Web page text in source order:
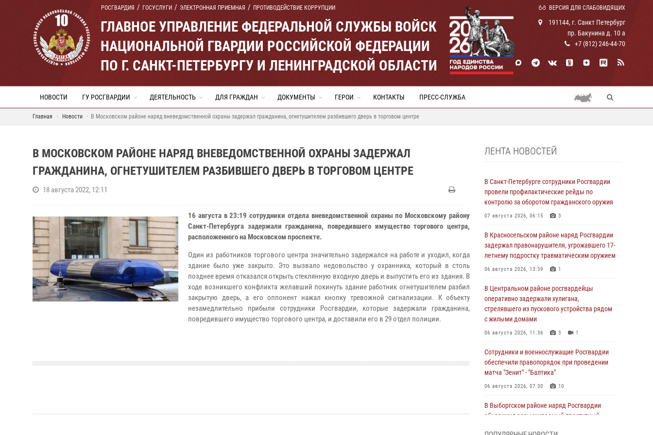
РОСГВАРДИЯ ГОСУСЛУГИ ЭЛЕКТРОННАЯ ПРИЕМНАЯ ПРОТИВОДЕЙСТВИЕ КОРРУПЦИИ ВЕРСИЯ ДЛЯ СЛАБОВИДЯЩИХ
ГЛАВНОЕ УПРАВЛЕНИЕ ФЕДЕРАЛЬНОЙ СЛУЖБЫ ВОЙСК
НАЦИОНАЛЬНОЙ ГВАРДИИ РОССИЙСКОЙ ФЕДЕРАЦИИ
ПО Г. САНКТ-ПЕТЕРБУРГУ И ЛЕНИНГРАДСКОЙ ОБЛАСТИ
191144, г. Санкт Петербург
пр. Бакунина д. 10 а
+7 (812) 246-44-70
НОВОСТИ ГУ РОСГВАРДИИ ДЕЯТЕЛЬНОСТЬ ДЛЯ ГРАЖДАН ДОКУМЕНТЫ ГЕРОИ КОНТАКТЫ ПРЕСС-СЛУЖБА
Главная Новости В Московском районе наряд вневедомственной охраны задержал гражданина, огнетушителем разбившего дверь в торговом центре
В МОСКОВСКОМ РАЙОНЕ НАРЯД ВНЕВЕДОМСТВЕННОЙ ОХРАНЫ ЗАДЕРЖАЛ
ГРАЖДАНИНА, ОГНЕТУШИТЕЛЕМ РАЗБИВШЕГО ДВЕРЬ В ТОРГОВОМ ЦЕНТРЕ
18 августа 2022, 12:11
16 августа в 23:19 сотрудники отдела вневедомственной охраны по Московскому району
Санкт-Петербурга задержали гражданина, повредившего имущество торгового центра,
расположенного на Московском проспекте.
Один из работников торгового центра значительно задержался на работе и уходил, когда
здание было уже закрыто. Это вызвало недовольство у охранника, который в столь
позднее время отказался открыть стеклянную входную дверь и выпустить его из здания. В
ходе возникшего конфликта желавший покинуть здание работник огнетушителем разбил
закрытую дверь, а его оппонент нажал кнопку тревожной сигнализации. К объекту
незамедлительно прибыли сотрудники Росгвардии, которые задержали гражданина,
повредившего имущество торгового центра, и доставили его в 29 отдел полиции.
ЛЕНТА НОВОСТЕЙ
В Санкт-Петербурге сотрудники Росгвардии
провели профилактические рейды по
контролю за оборотом гражданского оружия
07 августа 2026, 06:15 3
В Красносельском районе наряд Росгвардии
задержал правонарушителя, угрожавшего 17-
летнему подростку травматическим оружием
06 августа 2026, 13:39 1
В Центральном районе росгвардейцы
оперативно задержали хулигана,
стрелявшего из пускового устройства рядом
с жилыми домами
06 августа 2026, 11:36 3 1
Сотрудники и военнослужащие Росгвардии
обеспечили правопорядок при проведении
матча "Зенит" - "Балтика"
06 августа 2026, 07:30 10
В Выборгском районе наряд Росгвардии
обнаружил разыскиваемый преступный